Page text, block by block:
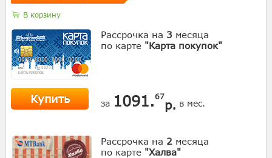
В корзину
Рассрочка на 3 месяца
по карте "Карта покупок"
Купить за 1091.67
р. в мес.
Рассрочка на 2 месяца
по карте "Халва"